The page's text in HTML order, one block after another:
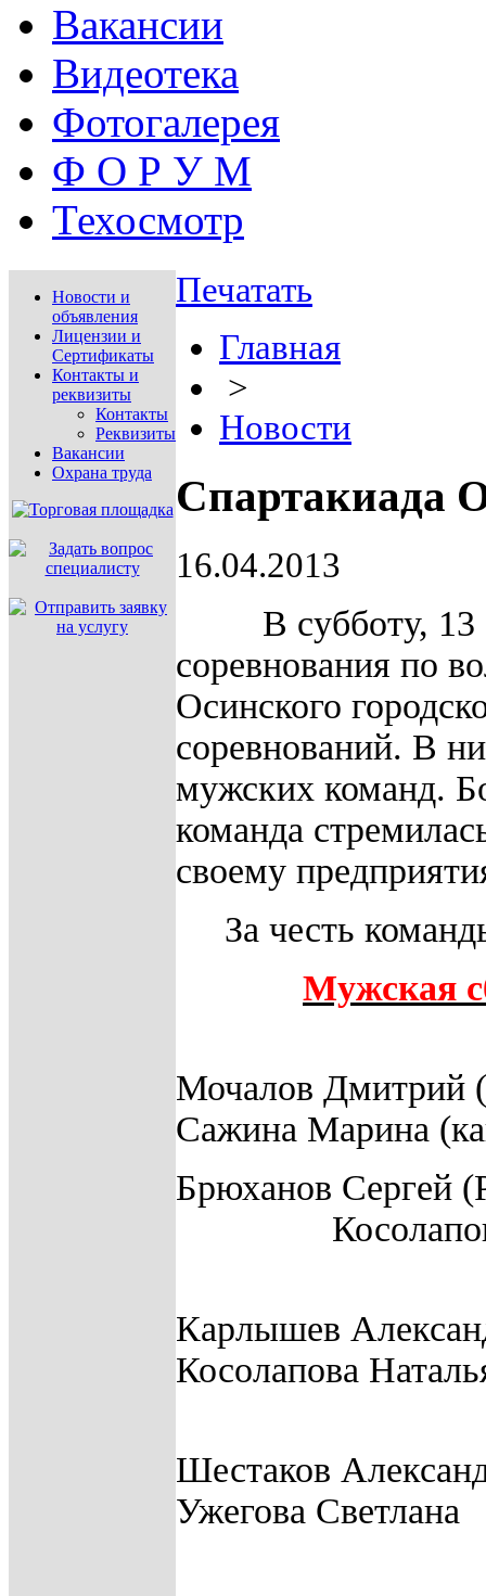
Вакансии
Видеотека
Фотогалерея
Ф О Р У М
Техосмотр
Новости и
объявления
Лицензии и
Сертификаты
Контакты и
реквизиты
Контакты
Реквизиты
Вакансии
Охрана труда
Печатать
Главная
>
Новости
Спартакиада
16.04.2013
В субботу,
соревнования по
Осинского
соревнований. В
мужских команд.
команда
своему
За честь
Мужская
Мочалов Дмитрий
Сажина Марина
Брюханов Сергей
Карлышев
Шестаков